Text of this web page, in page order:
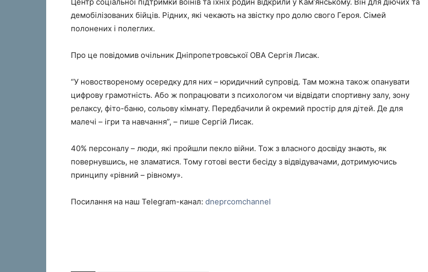
демобілізованих бійців. Рідних, які чекають на звістку про долю свого Героя. Сімей
полонених і полеглих.
Про це повідомив очільник Дніпропетровської ОВА Сергія Лисак.
“У новоствореному осередку для них – юридичний супровід. Там можна також опанувати
цифрову грамотність. Або ж попрацювати з психологом чи відвідати спортивну залу, зону
релаксу, фіто-баню, сольову кімнату. Передбачили й окремий простір для дітей. Де для
малечі – ігри та навчання”, – пише Сергій Лисак.
40% персоналу – люди, які пройшли пекло війни. Тож з власного досвіду знають, як
повернувшись, не зламатися. Тому готові вести бесіду з відвідувачами, дотримуючись
принципу «рівний – рівному».
Посилання на наш Telegram-канал: dneprcomchannel